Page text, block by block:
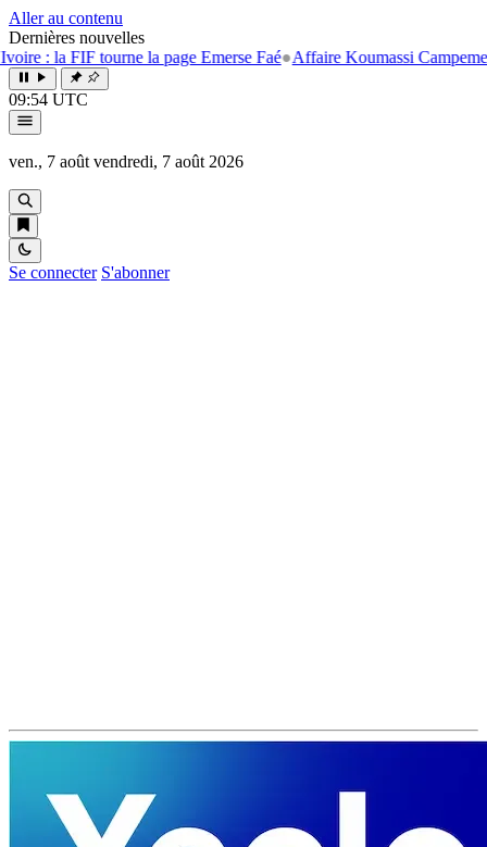
Aller au contenu
Dernières nouvelles
tourne la page Emerse Faé●Affaire Koumassi Campement :
09:54 UTC
ven., 7 août vendredi, 7 août 2026
Se connecter S'abonner